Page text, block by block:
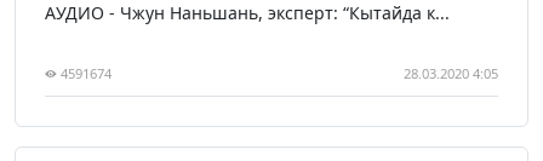
АУДИО - Чжун Наньшань, эксперт: “Кытайда к...
4591674 28.03.2020 4:05